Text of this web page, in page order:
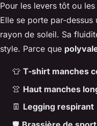
Pour les levers tôt ou
Elle se porte par-
rayon de soleil. Sa
style. Parce que
👕 T-shirt manches
👚 Haut manches
👖 Legging respirant